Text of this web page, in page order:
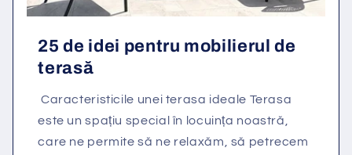
25 de idei pentru mobilierul de
terasă
Caracteristicile unei terasa ideale Terasa
este un spațiu special în locuința noastră,
care ne permite să ne relaxăm, să petrecem